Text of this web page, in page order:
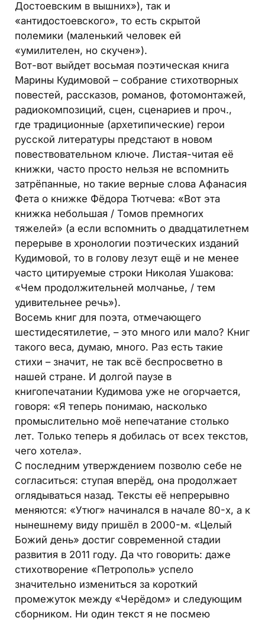
Достоевским в вышних»), так и
«антидостоевского», то есть скрытой
полемики (маленький человек ей
«умилителен, но скучен»).
Вот-вот выйдет восьмая поэтическая книга
Марины Кудимовой – собрание стихотворных
повестей, рассказов, романов, фотомонтажей,
радиокомпозиций, сцен, сценариев и проч.,
где традиционные (архетипические) герои
русской литературы предстают в новом
повествовательном ключе. Листая-читая её
книжки, часто просто нельзя не вспомнить
затрёпанные, но такие верные слова Афанасия
Фета о книжке Фёдора Тютчева: «Вот эта
книжка небольшая / Томов премногих
тяжелей» (а если вспомнить о двадцатилетнем
перерыве в хронологии поэтических изданий
Кудимовой, то в голову лезут ещё и не менее
часто цитируемые строки Николая Ушакова:
«Чем продолжительней молчанье, / тем
удивительнее речь»).
Восемь книг для поэта, отмечающего
шестидесятилетие, – это много или мало? Книг
такого веса, думаю, много. Раз есть такие
стихи – значит, не так всё беспросветно в
нашей стране. И долгой паузе в
книгопечатании Кудимова уже не огорчается,
говоря: «Я теперь понимаю, насколько
промыслительно моё непечатание столько
лет. Только теперь я добилась от всех текстов,
чего хотела».
С последним утверждением позволю себе не
согласиться: ступая вперёд, она продолжает
оглядываться назад. Тексты её непрерывно
меняются: «Утюг» начинался в начале 80-х, а к
нынешнему виду пришёл в 2000-м. «Целый
Божий день» достиг современной стадии
развития в 2011 году. Да что говорить: даже
стихотворение «Петрополь» успело
значительно измениться за короткий
промежуток между «Черёдом» и следующим
сборником. Ни один текст я не посмею